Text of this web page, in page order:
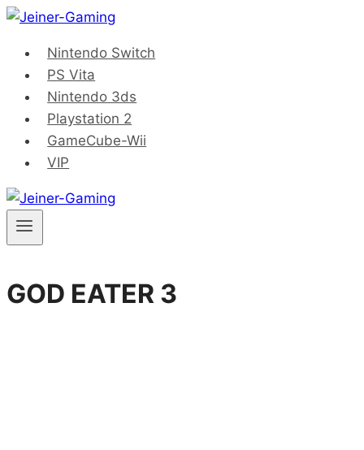
Saltar
contenidoNintendo Switch
PS Vita
Nintendo 3ds
Playstation 2
GameCube-Wii
VIP
GOD EATER 3